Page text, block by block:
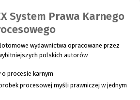
System Prawa Karnego
wydawnictwa opracowane przez
polskich autorów
procesie karnym
procesowej myśli prawniczej w jednym